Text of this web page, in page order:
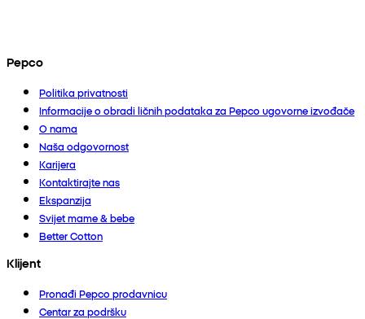
Pepco
Politika privatnosti
Informacije o obradi ličnih podataka za Pepco ugovorne izvođače
O nama
Naša odgovornost
Karijera
Kontaktirajte nas
Ekspanzija
Svijet mame & bebe
Better Cotton
Klijent
Pronađi Pepco prodavnicu
Centar za podršku